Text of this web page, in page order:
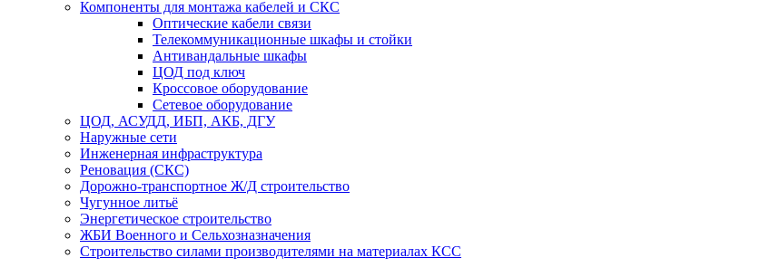
Компоненты для монтажа кабелей и СКС
Оптические кабели связи
Телекоммуникационные шкафы и стойки
Антивандальные шкафы
ЦОД под ключ
Кроссовое оборудование
Сетевое оборудование
ЦОД, АСУДД, ИБП, АКБ, ДГУ
Наружные сети
Инженерная инфраструктура
Реновация (СКС)
Дорожно-транспортное Ж/Д строительство
Чугунное литьё
Энергетическое строительство
ЖБИ Военного и Сельхозназначения
Строительство силами производителями на материалах КСС